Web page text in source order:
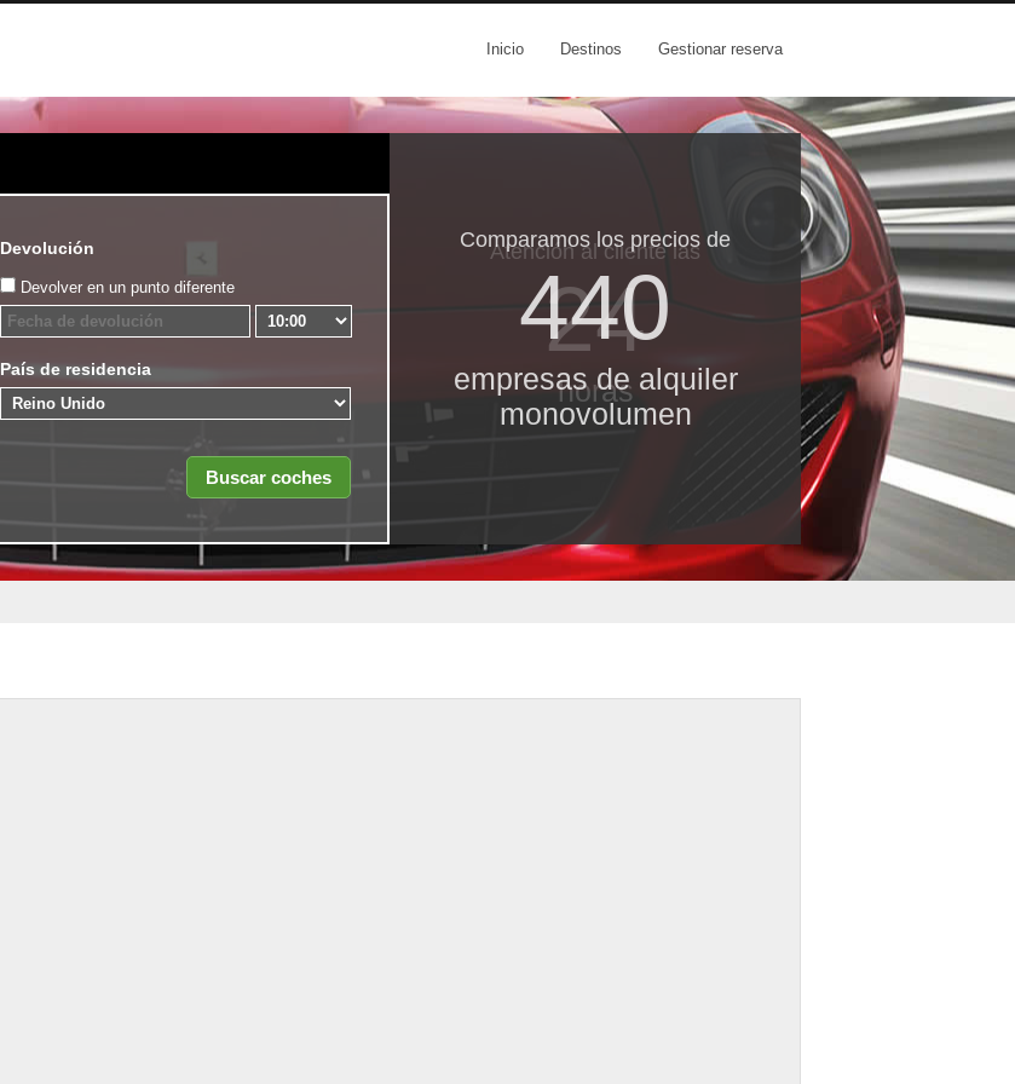
Inicio Destinos Gestionar reserva
Devolución
Devolver en un punto diferente
País de residencia
Comparamos los precios de
440
empresas de alquiler
monovolumen
Atención al cliente las
24
horas